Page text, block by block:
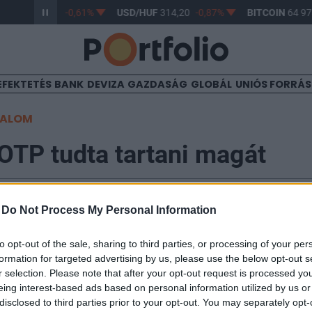
Do Not Process My Personal Information
opt-out of the sale, sharing to third parties, or processing of your
for targeted advertising by us, please use the below opt-out
selection. Please note that after your opt-out request is processed
interest-based ads based on personal information utilized by us
to third parties prior to your opt-out. You may separately
363,17 -0,61% USD/HUF 314,20 -0,87% BITCOIN64
BANK DEVIZA GAZDASÁG GLOBÁL UNIÓS
tudta tartani magát
az európai és régiós részvényindexek, a
előtt. A tegnapi csúcsdöntő régiós indexek
0.9, az orosz RTS 1%-os mínuszban van, mely utóbbi
visszakorrekciójával is. A BUX 0.3%-os pluszban